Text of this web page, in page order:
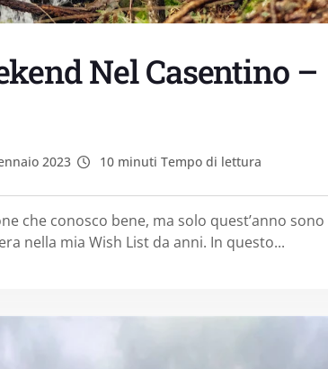
Nel Casentino –
2023 10 minuti Tempo di lettura
che conosco bene, ma solo quest’anno sono
nella mia Wish List da anni. In questo...